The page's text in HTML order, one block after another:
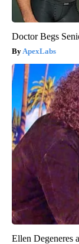
Doctor Begs
ApexLabs
Ellen Degeneres